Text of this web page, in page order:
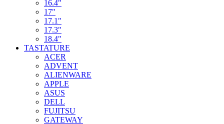
16.4"
17"
17.1"
17.3"
18.4"
TASTATURE
ACER
ADVENT
ALIENWARE
APPLE
ASUS
DELL
FUJITSU
GATEWAY